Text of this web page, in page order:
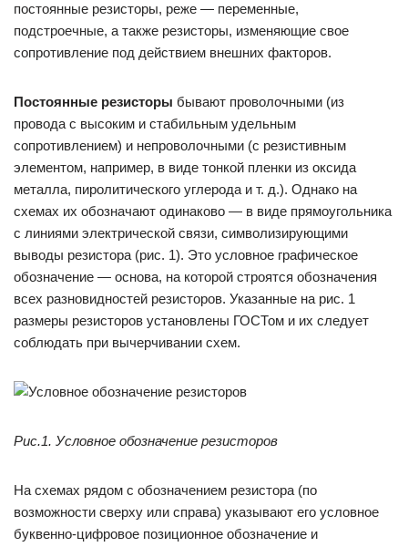
постоянные резисторы, реже — переменные,
подстроечные, а также резисторы, изменяющие свое
сопротивление под действием внешних факторов.
Постоянные резисторы бывают проволочными (из
провода с высоким и стабильным удельным
сопротивлением) и непроволочными (с резистивным
элементом, например, в виде тонкой пленки из оксида
металла, пиролитического углерода и т. д.). Однако на
схемах их обозначают одинаково — в виде прямоугольника
с линиями электрической связи, символизирующими
выводы резистора (рис. 1). Это условное графическое
обозначение — основа, на которой строятся обозначения
всех разновидностей резисторов. Указанные на рис. 1
размеры резисторов установлены ГОСТом и их следует
соблюдать при вычерчивании схем.
Рис.1. Условное обозначение резисторов
На схемах рядом с обозначением резистора (по
возможности сверху или справа) указывают его условное
буквенно-цифровое позиционное обозначение и